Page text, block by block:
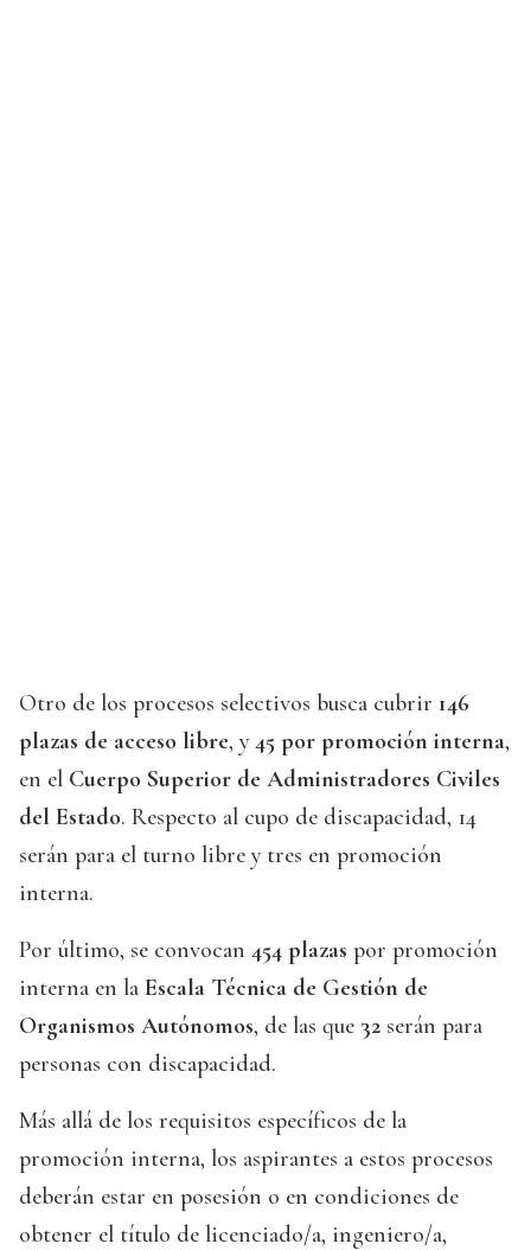
Otro de los procesos selectivos busca cubrir 146
plazas de acceso libre, y45 por promoción interna,
en el Cuerpo Superior de Administradores Civiles
del Estado. Respecto al cupo de discapacidad, 14
serán para el turno libre y tres en promoción
interna.
Por último, se convocan 454 plazas por promoción
interna en la Escala Técnica de Gestión de
Organismos Autónomos, de las que 32 serán para
personas con discapacidad.
Más allá de los requisitos específicos de la
promoción interna, los aspirantes a estos procesos
deberán estar en posesión o en condiciones de
obtener el título de licenciado/a, ingeniero/a,